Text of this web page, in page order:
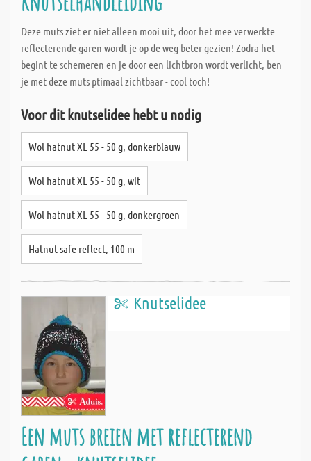
Deze muts ziet er niet alleen mooi uit, door het mee verwerkte
reflecterende garen wordt je op de weg beter gezien! Zodra het
begint te schemeren en je door een lichtbron wordt verlicht, ben
je met deze muts ptimaal zichtbaar - cool toch!
Voor dit knutselidee hebt u nodig
Wol hatnut XL 55 - 50 g, donkerblauw
Wol hatnut XL 55 - 50 g, wit
Wol hatnut XL 55 - 50 g, donkergroen
Hatnut safe reflect, 100 m
Knutselidee
Een muts breien met reflecterend